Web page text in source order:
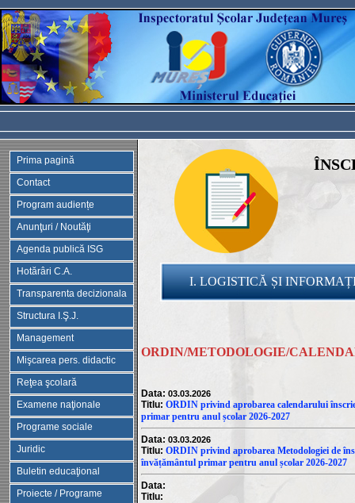
Prima pagină
Contact
Program audiențe
Anunţuri / Noutăţi
Agenda publică ISG
Hotărâri C.A.
Transparenta decizionala
Structura I.Ş.J.
Management
Mişcarea pers. didactic
Reţea şcolară
Examene naţionale
Programe sociale
Juridic
Buletin educaţional
Proiecte / Programe
I. LOGISTICĂ ȘI
ORDIN/METODOLOGIE/
Data: 03.03.2026
Titlu: ORDIN privind aprobarea calendarului
primar pentru anul școlar 2026-2027
Data: 03.03.2026
Titlu: ORDIN privind aprobarea Metodologiei de
învățământul primar pentru anul școlar 2026-2027
Data:
Titlu: